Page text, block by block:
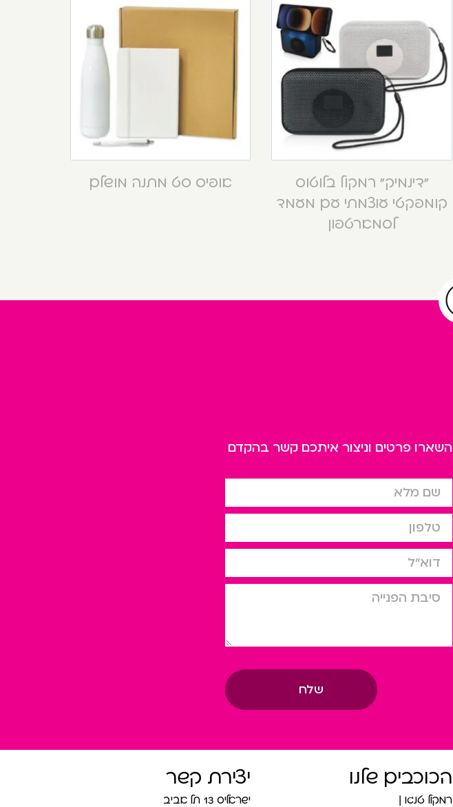
“דינמיק” רמקול בלוטוס
קומפקטי עוצמתי עם מעמד
לסמארטפון
אופיס סט מתנה מושלם
השארו פרטים וניצור איתכם קשר בהקדם
שם מלא
טלפון
דוא”ל
סיבת הפניה
שלח
הכוכבים שלנו
רמקול טנגו
יצירת קשר
ישראליס 13 תל אביב